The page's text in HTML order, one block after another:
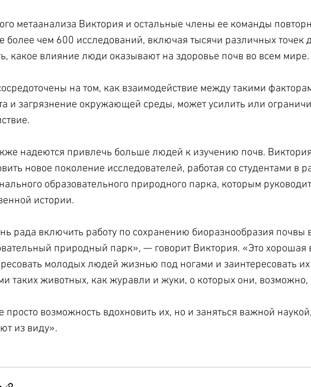
метаанализа Виктория и остальные члены ее команды
более чем 600 исследований, включая тысячи различных точек
какое влияние люди оказывают на здоровье почв во всем мире.
на том, как взаимодействие между такими
и загрязнение окружающей среды, может усилить или
надеются привлечь больше людей к изучению почв.
новое поколение исследователей, работая со студентами в
образовательного природного парка, которым
истории.
рада включить работу по сохранению биоразнообразия
природный парк», — говорит Виктория. «Это хорошая
молодых людей жизнью под ногами и заинтересовать
таких животных, как журавли и жуки, о которых они, возможно,
просто возможность вдохновить их, но и заняться важной
из виду».